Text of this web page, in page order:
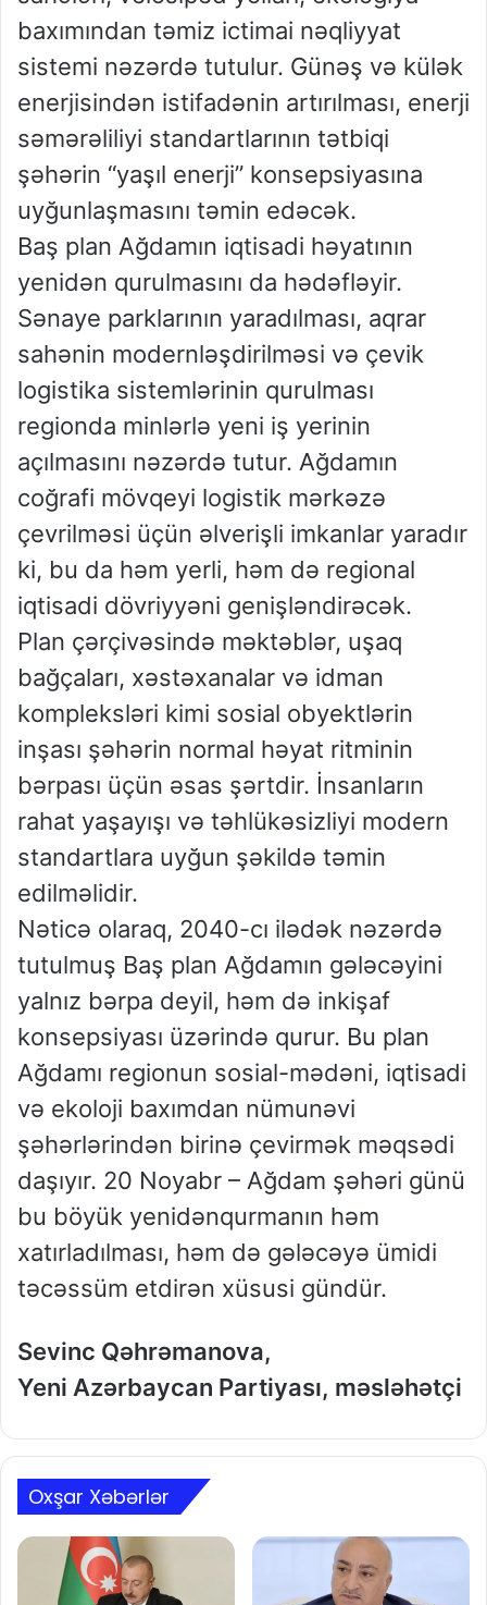
baxımından təmiz ictimai nəqliyyat
sistemi nəzərdə tutulur. Günəş və külək
enerjisindən istifadənin artırılması, enerji
səmərəliliyi standartlarının tətbiqi
şəhərin “yaşıl enerji” konsepsiyasına
uyğunlaşmasını təmin edəcək.
Baş plan Ağdamın iqtisadi həyatının
yenidən qurulmasını da hədəfləyir.
Sənaye parklarının yaradılması, aqrar
sahənin modernləşdirilməsi və çevik
logistika sistemlərinin qurulması
regionda minlərlə yeni iş yerinin
açılmasını nəzərdə tutur. Ağdamın
coğrafi mövqeyi logistik mərkəzə
çevrilməsi üçün əlverişli imkanlar yaradır
ki, bu da həm yerli, həm də regional
iqtisadi dövriyyəni genişləndirəcək.
Plan çərçivəsində məktəblər, uşaq
bağçaları, xəstəxanalar və idman
kompleksləri kimi sosial obyektlərin
inşası şəhərin normal həyat ritminin
bərpası üçün əsas şərtdir. İnsanların
rahat yaşayışı və təhlükəsizliyi modern
standartlara uyğun şəkildə təmin
edilməlidir.
Nəticə olaraq, 2040-cı ilədək nəzərdə
tutulmuş Baş plan Ağdamın gələcəyini
yalnız bərpa deyil, həm də inkişaf
konsepsiyası üzərində qurur. Bu plan
Ağdamı regionun sosial-mədəni, iqtisadi
və ekoloji baxımdan nümunəvi
şəhərlərindən birinə çevirmək məqsədi
daşıyır. 20 Noyabr – Ağdam şəhəri günü
bu böyük yenidənqurmanın həm
xatırladılması, həm də gələcəyə ümidi
təcəssüm etdirən xüsusi gündür.
Sevinc Qəhrəmanova,
Yeni Azərbaycan Partiyası, məsləhətçi
Oxşar Xəbərlər